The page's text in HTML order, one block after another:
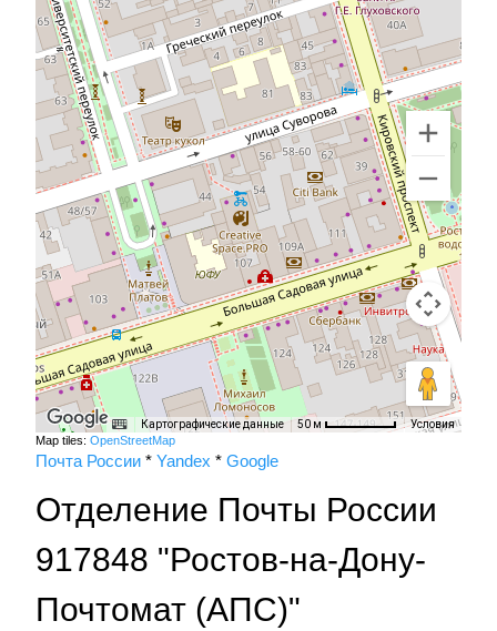
Картографические данные 50 м Условия
Map tiles: OpenStreetMap
Почта России * Yandex * Google
Отделение Почты России
917848 "Ростов-на-Дону-
Почтомат (АПС)"